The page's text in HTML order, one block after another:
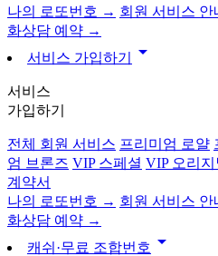
나의 로또번호 → 회원 서비스
화상담 예약 →
서비스 가입하기
arrow_drop_down
서비스
가입하기
전체 회원 서비스 프리미엄 로얄
엄 브론즈 VIP 스페셜 VIP 오리지
계약서
나의 로또번호 → 회원 서비스
화상담 예약 →
캐쉬·무료 조합번호 arrow_drop_down